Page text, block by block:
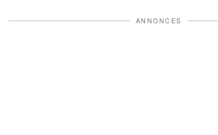
ANNONCES